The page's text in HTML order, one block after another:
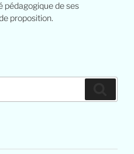
pédagogique de ses
proposition.